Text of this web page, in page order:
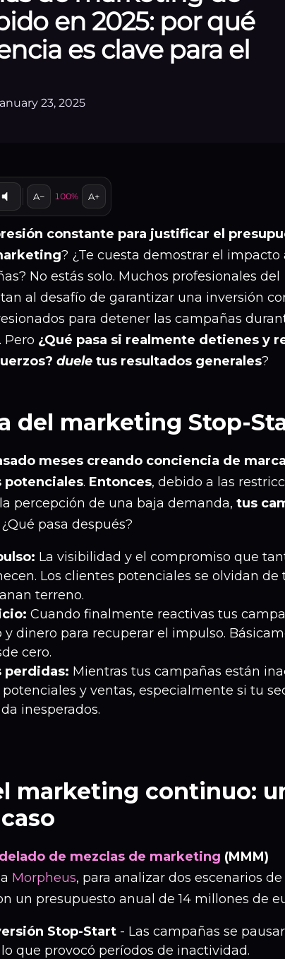
en 2025: por qué
es clave para el
23, 2025
A− 100% A+
constante para justificar el
? ¿Te cuesta demostrar el impacto
No estás solo. Muchos profesionales del
al desafío de garantizar una inversión
para detener las campañas
Pero ¿Qué pasa si realmente detienes y
duele tus resultados generales?
del marketing Stop-
meses creando conciencia de
potenciales. Entonces, debido a las
percepción de una baja demanda, tus
¿Qué pasa después?
La visibilidad y el compromiso que
Los clientes potenciales se olvidan de
terreno.
Cuando finalmente reactivas tus
dinero para recuperar el impulso.
cero.
perdidas: Mientras tus campañas están
y ventas, especialmente si tu
inesperados.
marketing continuo:
de mezclas de marketing (MMM)
Morpheus, para analizar dos escenarios
un presupuesto anual de 14 millones de
Stop-Start - Las campañas se
que provocó períodos de inactividad.